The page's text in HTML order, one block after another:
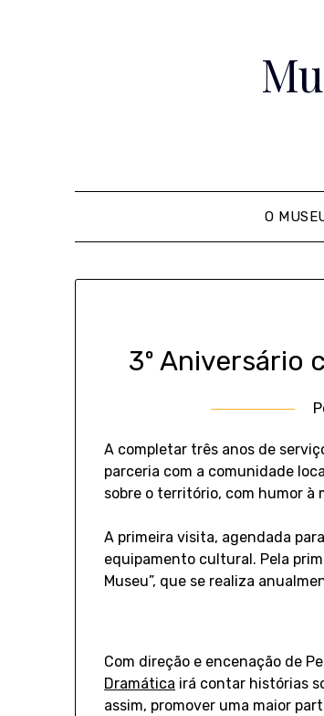
O
3º Aniversário
A completar três anos de
parceria com a comunidade
sobre o território, com humor à
A primeira visita, agendada
equipamento cultural. Pela
Museu”, que se realiza
Com direção e encenação de
Dramática irá contar histórias
assim, promover uma maior